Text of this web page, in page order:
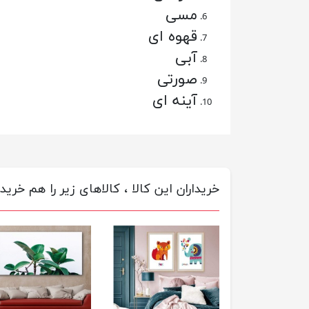
مسی
قهوه ای
آبی
صورتی
آینه ای
خریداران این کالا ، کالاهای زیر را هم